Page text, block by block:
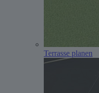
Terrasse planen